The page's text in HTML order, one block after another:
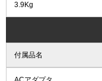
3.9Kg
付属品名